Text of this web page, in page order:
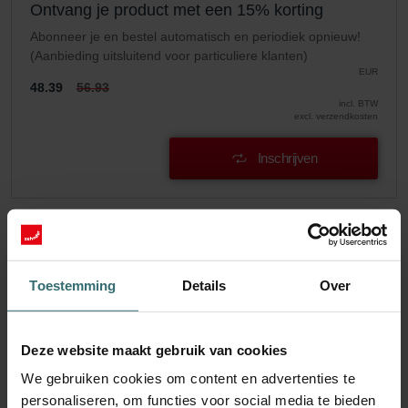
Toestemming Details Over
Deze website maakt gebruik van cookies
We gebruiken cookies om content en advertenties te
personaliseren, om functies voor social media te bieden
Ontvang je product met een 15% korting
Abonneer je en bestel automatisch en periodiek opnieuw!
(Aanbieding uitsluitend voor particuliere klanten)
EUR
48.39 56.93
incl. BTW
excl. verzendkosten
Inschrijven